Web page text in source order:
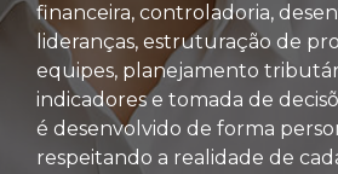
financeira, controladoria,
lideranças, estruturação de
equipes, planejamento
indicadores e tomada de
é desenvolvido de forma
respeitando a realidade de